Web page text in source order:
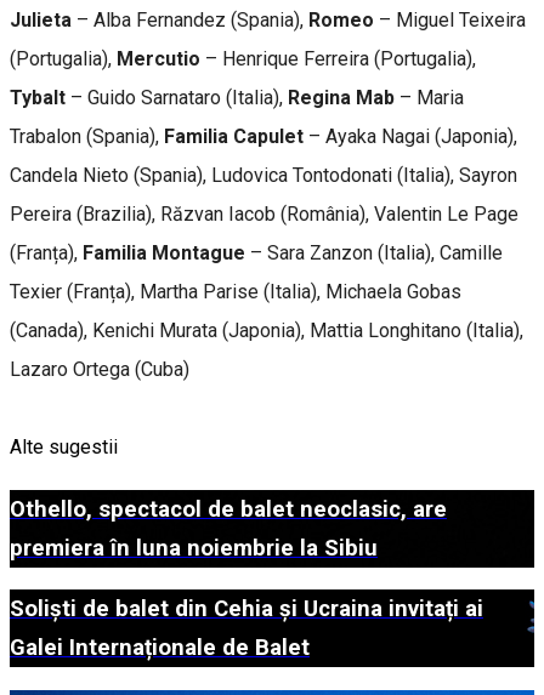
Julieta – Alba Fernandez (Spania), Romeo – Miguel Teixeira
(Portugalia), Mercutio – Henrique Ferreira (Portugalia),
Tybalt – Guido Sarnataro (Italia), Regina Mab – Maria
Trabalon (Spania), Familia Capulet – Ayaka Nagai (Japonia),
Candela Nieto (Spania), Ludovica Tontodonati (Italia), Sayron
Pereira (Brazilia), Răzvan Iacob (România), Valentin Le Page
(Franța), Familia Montague – Sara Zanzon (Italia), Camille
Texier (Franța), Martha Parise (Italia), Michaela Gobas
(Canada), Kenichi Murata (Japonia), Mattia Longhitano (Italia),
Lazaro Ortega (Cuba)
Alte sugestii
Othello, spectacol de balet neoclasic, are
premiera în luna noiembrie la Sibiu
Soliști de balet din Cehia și Ucraina invitați ai
Galei Internaționale de Balet